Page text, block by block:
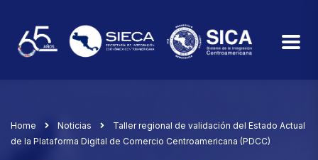
Home Noticias
Taller regional de validación del Estado Actual
de la Plataforma Digital de Comercio Centroamericana (PDCC)